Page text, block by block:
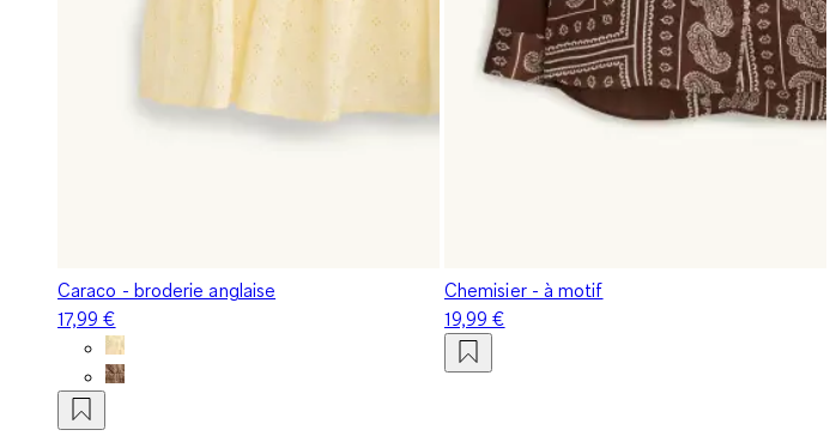
Caraco - broderie anglaise
17,99 €
Chemisier - à motif
19,99 €